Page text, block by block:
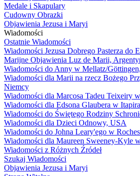
Medale i Skapulary
Cudowny Obrazki
Objawienia Jezusa i Maryi
Wiadomości
Ostatnie Wiadomości
Wiadomości Jezusa Dobrego Pasterza do
Marijne Objawienia Luz de Marii,
Wiadomości do Anny w Mellatz/
Wiadomości dla Marii na rzecz Bożego
Niemcy
Wiadomości dla Marcosa Tadeu Teixeiry
Wiadomości dla Edsona Glaubera w
Wiadomości do Świętego Rodziny
Wiadomości dla Dzieci Odnowy, USA
Wiadomości do Johna Leary'ego w
Wiadomości dla Maureen Sweeney-Kyle
Wiadomości z Różnych Źródeł
Szukaj Wiadomości
Objawienia Jezusa i Maryi